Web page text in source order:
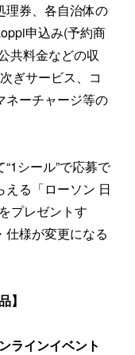
理券、各自治体の
申込み(予約商
共料金などの収
ぎサービス、コ
ネーチャージ等の
シール”で応募で
える「ローソン 日
プレゼントす
仕様が変更になる
】
ラインイベント